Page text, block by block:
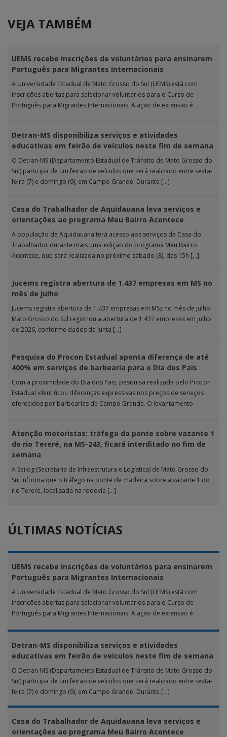
VEJA TAMBÉM
UEMS recebe inscrições de voluntários para ensinarem
Português para Migrantes Internacionais
A Universidade Estadual de Mato Grosso do Sul (UEMS) está com
inscrições abertas para selecionar voluntários para o Curso de
Português para Migrantes Internacionais. A ação de extensão é
Detran-MS disponibiliza serviços e atividades
educativas em feirão de veículos neste fim de semana
O Detran-MS (Departamento Estadual de Trânsito de Mato Grosso do
Sul) participa de um feirão de veículos que será realizado entre sexta-
feira (7) e domingo (9), em Campo Grande. Durante […]
Casa do Trabalhador de Aquidauana leva serviços e
orientações ao programa Meu Bairro Acontece
A população de Aquidauana terá acesso aos serviços da Casa do
Trabalhador durante mais uma edição do programa Meu Bairro
Acontece, que será realizada no próximo sábado (8), das 15h […]
Jucems registra abertura de 1.437 empresas em MS no
mês de julho
Jucems registra abertura de 1.437 empresas em MSz no mês de julho
Mato Grosso do Sul registrou a abertura de 1.437 empresas em julho
de 2026, conforme dados da Junta […]
Pesquisa do Procon Estadual aponta diferença de até
400% em serviços de barbearia para o Dia dos Pais
Com a proximidade do Dia dos Pais, pesquisa realizada pelo Procon
Estadual identificou diferenças expressivas nos preços de serviços
oferecidos por barbearias de Campo Grande. O levantamento
Atenção motoristas: tráfego da ponte sobre vazante 1
do rio Tereré, na MS-243, ficará interditado no fim de
semana
A Seilog (Secretaria de Infraestrutura e Logística) de Mato Grosso do
Sul informa que o tráfego na ponte de madeira sobre a vazante 1 do
rio Tereré, localizada na rodovia […]
ÚLTIMAS NOTÍCIAS
UEMS recebe inscrições de voluntários para ensinarem
Português para Migrantes Internacionais
A Universidade Estadual de Mato Grosso do Sul (UEMS) está com
inscrições abertas para selecionar voluntários para o Curso de
Português para Migrantes Internacionais. A ação de extensão é
Detran-MS disponibiliza serviços e atividades
educativas em feirão de veículos neste fim de semana
O Detran-MS (Departamento Estadual de Trânsito de Mato Grosso do
Sul) participa de um feirão de veículos que será realizado entre sexta-
feira (7) e domingo (9), em Campo Grande. Durante […]
Casa do Trabalhador de Aquidauana leva serviços e
orientações ao programa Meu Bairro Acontece